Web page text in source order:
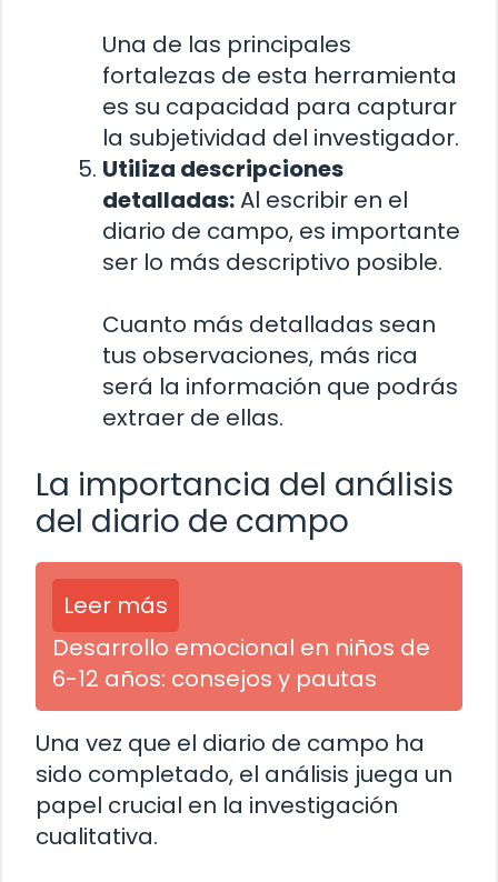
Una de las principales
fortalezas de esta herramienta
es su capacidad para capturar
la subjetividad del investigador.
Utiliza descripciones
detalladas:Al escribir en el
diario de campo, es importante
ser lo más descriptivo posible.
Cuanto más detalladas sean
tus observaciones, más rica
será la información que podrás
extraer de ellas.
La importancia del análisis
del diario de campo
Leer más
Desarrollo emocional en niños de
6-12 años: consejos y pautas
Una vez que el diario de campo ha
sido completado, el análisis juega un
papel crucial en la investigación
cualitativa.